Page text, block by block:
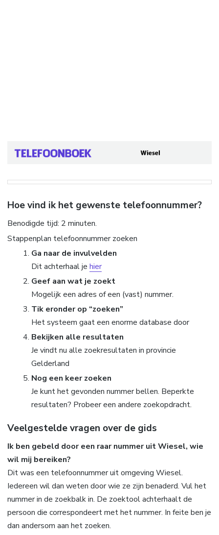
Hoe vind ik het gewenste telefoonnummer?
Benodigde tijd: 2 minuten.
Stappenplan telefoonnummer zoeken
Ga naar de invulvelden
Dit achterhaal je hier
Geef aan wat je zoekt
Mogelijk een adres of een (vast) nummer.
Tik eronder op “zoeken”
Het systeem gaat een enorme database door
Bekijken alle resultaten
Je vindt nu alle zoekresultaten in provincie
Gelderland
Nog een keer zoeken
Je kunt het gevonden nummer bellen. Beperkte
resultaten? Probeer een andere zoekopdracht.
Veelgestelde vragen over de gids
Ik ben gebeld door een raar nummer uit Wiesel, wie
wil mij bereiken?
Dit was een telefoonnummer uit omgeving Wiesel.
Iedereen wil dan weten door wie ze zijn benaderd. Vul het
nummer in de zoekbalk in. De zoektool achterhaalt de
persoon die correspondeert met het nummer. In feite ben je
dan andersom aan het zoeken.